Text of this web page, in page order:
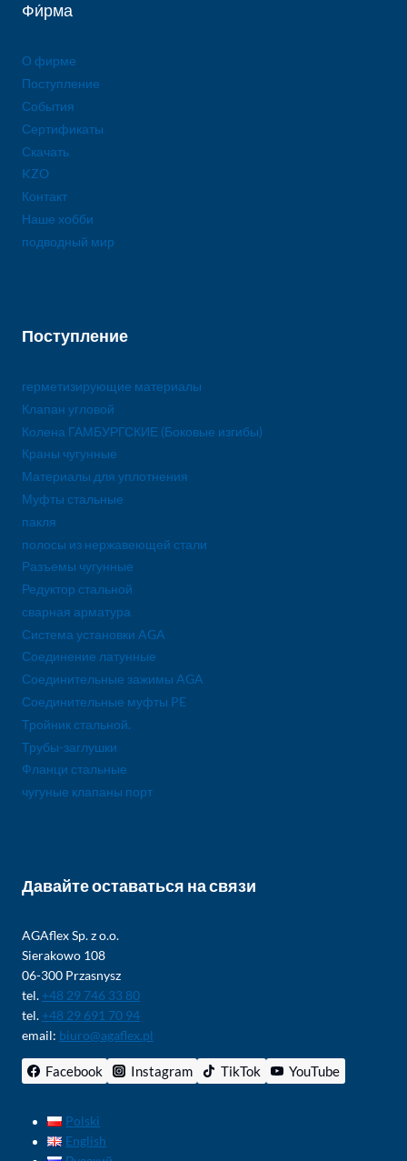
Фи́рма
О фирме
Поступление
События
Сертификаты
Скачать
KZO
Контакт
Наше хобби
подводный мир
Поступление
герметизирующие материалы
Клапан угловой
Колена ГАМБУРГСКИЕ (Боковые изгибы)
Краны чугунные
Материалы для уплотнения
Муфты стальные
пакля
полосы из нержавеющей стали
Разъемы чугунные
Редуктор стальной
сварная арматура
Система установки AGA
Соединение латунные
Соединительные зажимы AGA
Соединительные муфты PE
Тройник стальной.
Трубы-заглушки
Фланци стальные
чугуные клапаны порт
Давайте оставаться на связи
AGAflex Sp. z o.o.
Sierakowo 108
06-300 Przasnysz
tel. +48 29 746 33 80
tel. +48 29 691 70 94
email: biuro@agaflex.pl
Facebook Instagram TikTok YouTube
Polski
English